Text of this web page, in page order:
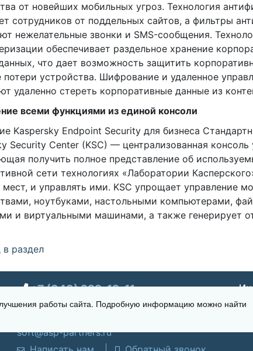
от новейших мобильных угроз. Технология
сотрудников от поддельных сайтов, а фильтры
нежелательные звонки и SMS-сообщения.
обеспечивает раздельное хранение
что дает возможность защитить
потери устройства. Шифрование и удаленное
удаленно стереть корпоративные данные из
всеми функциями из единой консоли
Kaspersky Endpoint Security для бизнеса
Security Center (KSC) — централизованная консоль
получить полное представление об
сети технологиях «Лаборатории
мест, и управлять ими. KSC упрощает управление
ноутбуками, настольными компьютерами,
и виртуальными машинами, а также генерирует
в раздел
+7 (343) 222-12-11
г. Екатеринбург, ул. Щорса 7, офис 270
soft@asp-partners.ru
работы сайта. Подробную информацию можно найти